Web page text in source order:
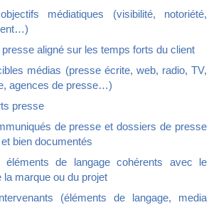
médiatiques (visibilité, notoriété,
aligné sur les temps forts du client
médias (presse écrite, web, radio, TV,
agences de presse…)
presse
de presse et dossiers de presse
bien documentés
de langage cohérents avec le
la marque ou du projet
(éléments de langage, media